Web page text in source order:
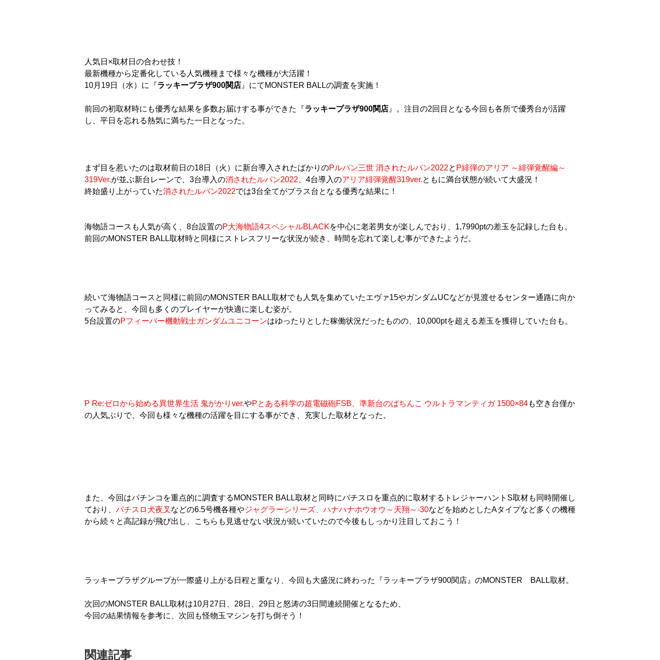
人気日×取材日の合わせ技！
最新機種から定番化している人気機種まで様々な機種が大活躍！
10月19日（水）に『ラッキープラザ900関店 』にてMONSTER BALLの調査を実施！
前回の初取材時にも優秀な結果を多数お届けする事ができた『ラッキープラザ900関店 』。注目の2回目となる今回も各所で優秀台が活躍
し、平日を忘れる熱気に満ちた一日となった。
まず目を惹いたのは取材前日の18日（火）に新台導入されたばかりのPルパン三世 消されたルパン2022と P緋弾のアリア ～緋弾覚醒編～
319Ver.が並ぶ新台レーンで、3台導入の消されたルパン2022 、4台導入のアリア緋弾覚醒319ver.ともに満台状態が続いて大盛況！
終始盛り上がっていた消されたルパン2022では3台全てがプラス台となる優秀な結果に！
海物語コースも人気が高く、8台設置のP大海物語4スペシャルBLACKを中心に老若男女が楽しんでおり、1,7990ptの差玉を記録した台も。
前回のMONSTER BALL取材時と同様にストレスフリーな状況が続き、時間を忘れて楽しむ事ができたようだ。
続いて海物語コースと同様に前回のMONSTER BALL取材でも人気を集めていたエヴァ15やガンダムUCなどが見渡せるセンター通路に向か
ってみると、今回も多くのプレイヤーが快適に楽しむ姿が。
5台設置のPフィーバー機動戦士ガンダムユニコーンはゆったりとした稼働状況だったものの、10,000ptを超える差玉を獲得していた台も。
P Re:ゼロから始める異世界生活 鬼がかりver.やPとある科学の超電磁砲FSB 、準新台のぱちんこ ウルトラマンティガ 1500×84も空き台僅か
の人気ぶりで、今回も様々な機種の活躍を目にする事ができ、充実した取材となった。
また、今回はパチンコを重点的に調査するMONSTER BALL取材と同時にパチスロを重点的に取材するトレジャーハントS取材も同時開催し
ており、 パチスロ犬夜叉 などの6.5号機各種やジャグラーシリーズ ハナハナホウオウ～天翔～-30などを始めとしたAタイプなど多くの機種
から続々と高記録が飛び出し、こちらも見逃せない状況が続いていたので今後もしっかり注目しておこう！
ラッキープラザグループが一際盛り上がる日程と重なり、今回も大盛況に終わった『ラッキープラザ900関店』のMONSTER BALL取材。
次回のMONSTER BALL取材は10月27日、28日、29日と怒涛の3日間連続開催となるため、
今回の結果情報を参考に、次回も怪物玉マシンを打ち倒そう！
関連記事